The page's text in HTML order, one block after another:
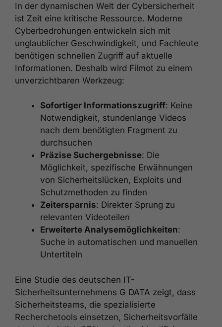
In der dynamischen Welt der Cybersicherheit
ist Zeit eine kritische Ressource. Moderne
Cyberbedrohungen entwickeln sich mit
unglaublicher Geschwindigkeit, und Fachleute
benötigen schnellen Zugriff auf aktuelle
Informationen. Deshalb wird Filmot zu einem
unverzichtbaren Werkzeug:
Sofortiger Informationszugriff: Keine
Notwendigkeit, stundenlange Videos
nach dem benötigten Fragment zu
durchsuchen
Präzise Suchergebnisse: Die
Möglichkeit, spezifische Erwähnungen
von Sicherheitslücken, Exploits und
Schutzmethoden zu finden
Zeitersparnis: Direkter Sprung zu
relevanten Videoteilen
Erweiterte Analysemöglichkeiten:
Suche in automatischen und manuellen
Untertiteln
Eine Studie des deutschen IT-
Sicherheitsunternehmens G DATA zeigt, dass
Sicherheitsteams, die spezialisierte
Recherchetools einsetzen, Sicherheitsvorfälle